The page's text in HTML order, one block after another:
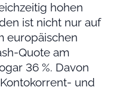
hohen
ist nicht nur auf
europäischen
Quote am
36 %. Davon
und